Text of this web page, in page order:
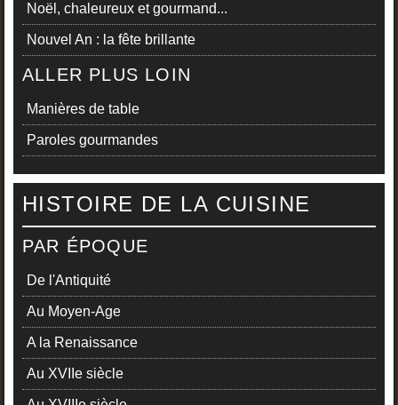
Noël, chaleureux et gourmand...
Nouvel An : la fête brillante
ALLER PLUS LOIN
Manières de table
Paroles gourmandes
HISTOIRE DE LA CUISINE
PAR ÉPOQUE
De l'Antiquité
Au Moyen-Age
A la Renaissance
Au XVIIe siècle